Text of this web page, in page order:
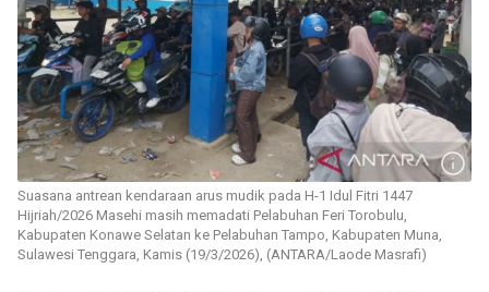
Suasana antrean kendaraan arus mudik pada H-1 Idul Fitri 1447
Hijriah/2026 Masehi masih memadati Pelabuhan Feri Torobulu,
Kabupaten Konawe Selatan ke Pelabuhan Tampo, Kabupaten Muna,
Sulawesi Tenggara, Kamis (19/3/2026), (ANTARA/Laode Masrafi)